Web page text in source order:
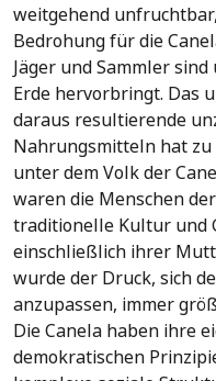
weitgehend
Bedrohung für die
Jäger und Sammler
Erde hervorbringt. Das
daraus resultierende
Nahrungsmitteln hat
unter dem Volk der
waren die Menschen
traditionelle Kultur und
einschließlich ihrer
wurde der Druck, sich
anzupassen, immer
Die Canela haben ihre
demokratischen